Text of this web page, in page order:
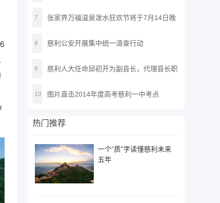
7 张家界万福温泉泼水狂欢节将于7月14日晚
8 慈利公安开展集中统一清查行动
9 慈利人大任命邱初开为副县长，代理县长职
10 图片直击2014年度高考慈利一中考点
热门推荐
一个“质”字读懂慈利未来
五年